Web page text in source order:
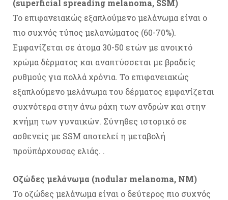
(superficial spreading melanoma, SSM)
Το επιφανειακώς εξαπλούμενο μελάνωμα είναι ο
πιο συχνός τύπος μελανώματος (60-70%).
Εμφανίζεται σε άτομα 30-50 ετών με ανοικτό
χρώμα δέρματος και αναπτύσσεται με βραδείς
ρυθμούς για πολλά χρόνια. Το επιφανειακώς
εξαπλούμενο μελάνωμα του δέρματος εμφανίζεται
συχνότερα στην άνω ράχη των ανδρών και στην
κνήμη των γυναικών. Σύνηθες ιστορικό σε
ασθενείς με SSM αποτελεί η μεταβολή
προϋπάρχουσας ελιάς. .
Οζώδες μελάνωμα (nodular melanoma, ΝΜ)
Το οζώδες μελάνωμα είναι ο δεύτερος πιο συχνός